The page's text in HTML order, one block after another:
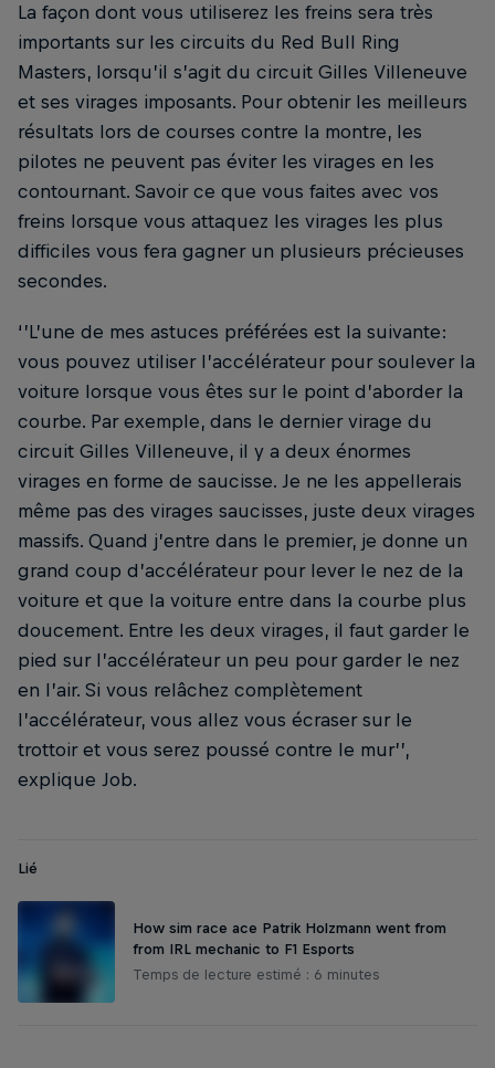
La façon dont vous utiliserez les freins sera très
importants sur les circuits du Red Bull Ring
Masters, lorsqu’il s’agit du circuit Gilles Villeneuve
et ses virages imposants. Pour obtenir les meilleurs
résultats lors de courses contre la montre, les
pilotes ne peuvent pas éviter les virages en les
contournant. Savoir ce que vous faites avec vos
freins lorsque vous attaquez les virages les plus
difficiles vous fera gagner un plusieurs précieuses
secondes.
‘’L’une de mes astuces préférées est la suivante:
vous pouvez utiliser l’accélérateur pour soulever la
voiture lorsque vous êtes sur le point d’aborder la
courbe. Par exemple, dans le dernier virage du
circuit Gilles Villeneuve, il y a deux énormes
virages en forme de saucisse. Je ne les appellerais
même pas des virages saucisses, juste deux virages
massifs. Quand j’entre dans le premier, je donne un
grand coup d’accélérateur pour lever le nez de la
voiture et que la voiture entre dans la courbe plus
doucement. Entre les deux virages, il faut garder le
pied sur l’accélérateur un peu pour garder le nez
en l’air. Si vous relâchez complètement
l’accélérateur, vous allez vous écraser sur le
trottoir et vous serez poussé contre le mur’’,
explique Job.
Lié
How sim race ace Patrik Holzmann went from
from IRL mechanic to F1 Esports
Temps de lecture estimé : 6 minutes